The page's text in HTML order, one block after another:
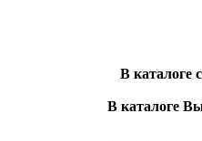
В каталоге
В каталоге